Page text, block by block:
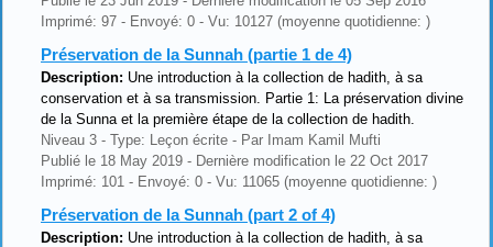
Imprimé: 97 - Envoyé: 0 - Vu: 10127 (moyenne quotidienne: )
Préservation de la Sunnah (partie 1 de 4)
Description: Une introduction à la collection de hadith, à sa
conservation et à sa transmission. Partie 1: La préservation divine
de la Sunna et la première étape de la collection de hadith.
Niveau 3 - Type: Leçon écrite - Par Imam Kamil Mufti
Publié le 18 May 2019 - Dernière modification le 22 Oct 2017
Imprimé: 101 - Envoyé: 0 - Vu: 11065 (moyenne quotidienne: )
Préservation de la Sunnah (part 2 of 4)
Description: Une introduction à la collection de hadith, à sa